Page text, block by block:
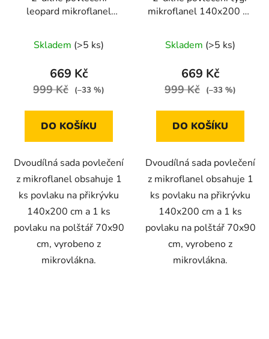
leopard mikroflanel
postel
Skladem (>5 ks)
669 Kč
999 Kč (–33 %)
DO KOŠÍKU
Dvoudílná sada povlečení
z mikroflanel obsahuje 1
ks povlaku na přikrývku
140x200 cm a 1 ks
povlaku na polštář 70x90
cm, vyrobeno z
mikrovlákna.
mikroflanel 140x200 na
Skladem (>5 ks)
669 Kč
999 Kč (–33 %)
DO KOŠÍKU
Dvoudílná sada povlečení
z mikroflanel obsahuje 1
ks povlaku na přikrývku
140x200 cm a 1 ks
povlaku na polštář 70x90
cm, vyrobeno z
mikrovlákna.